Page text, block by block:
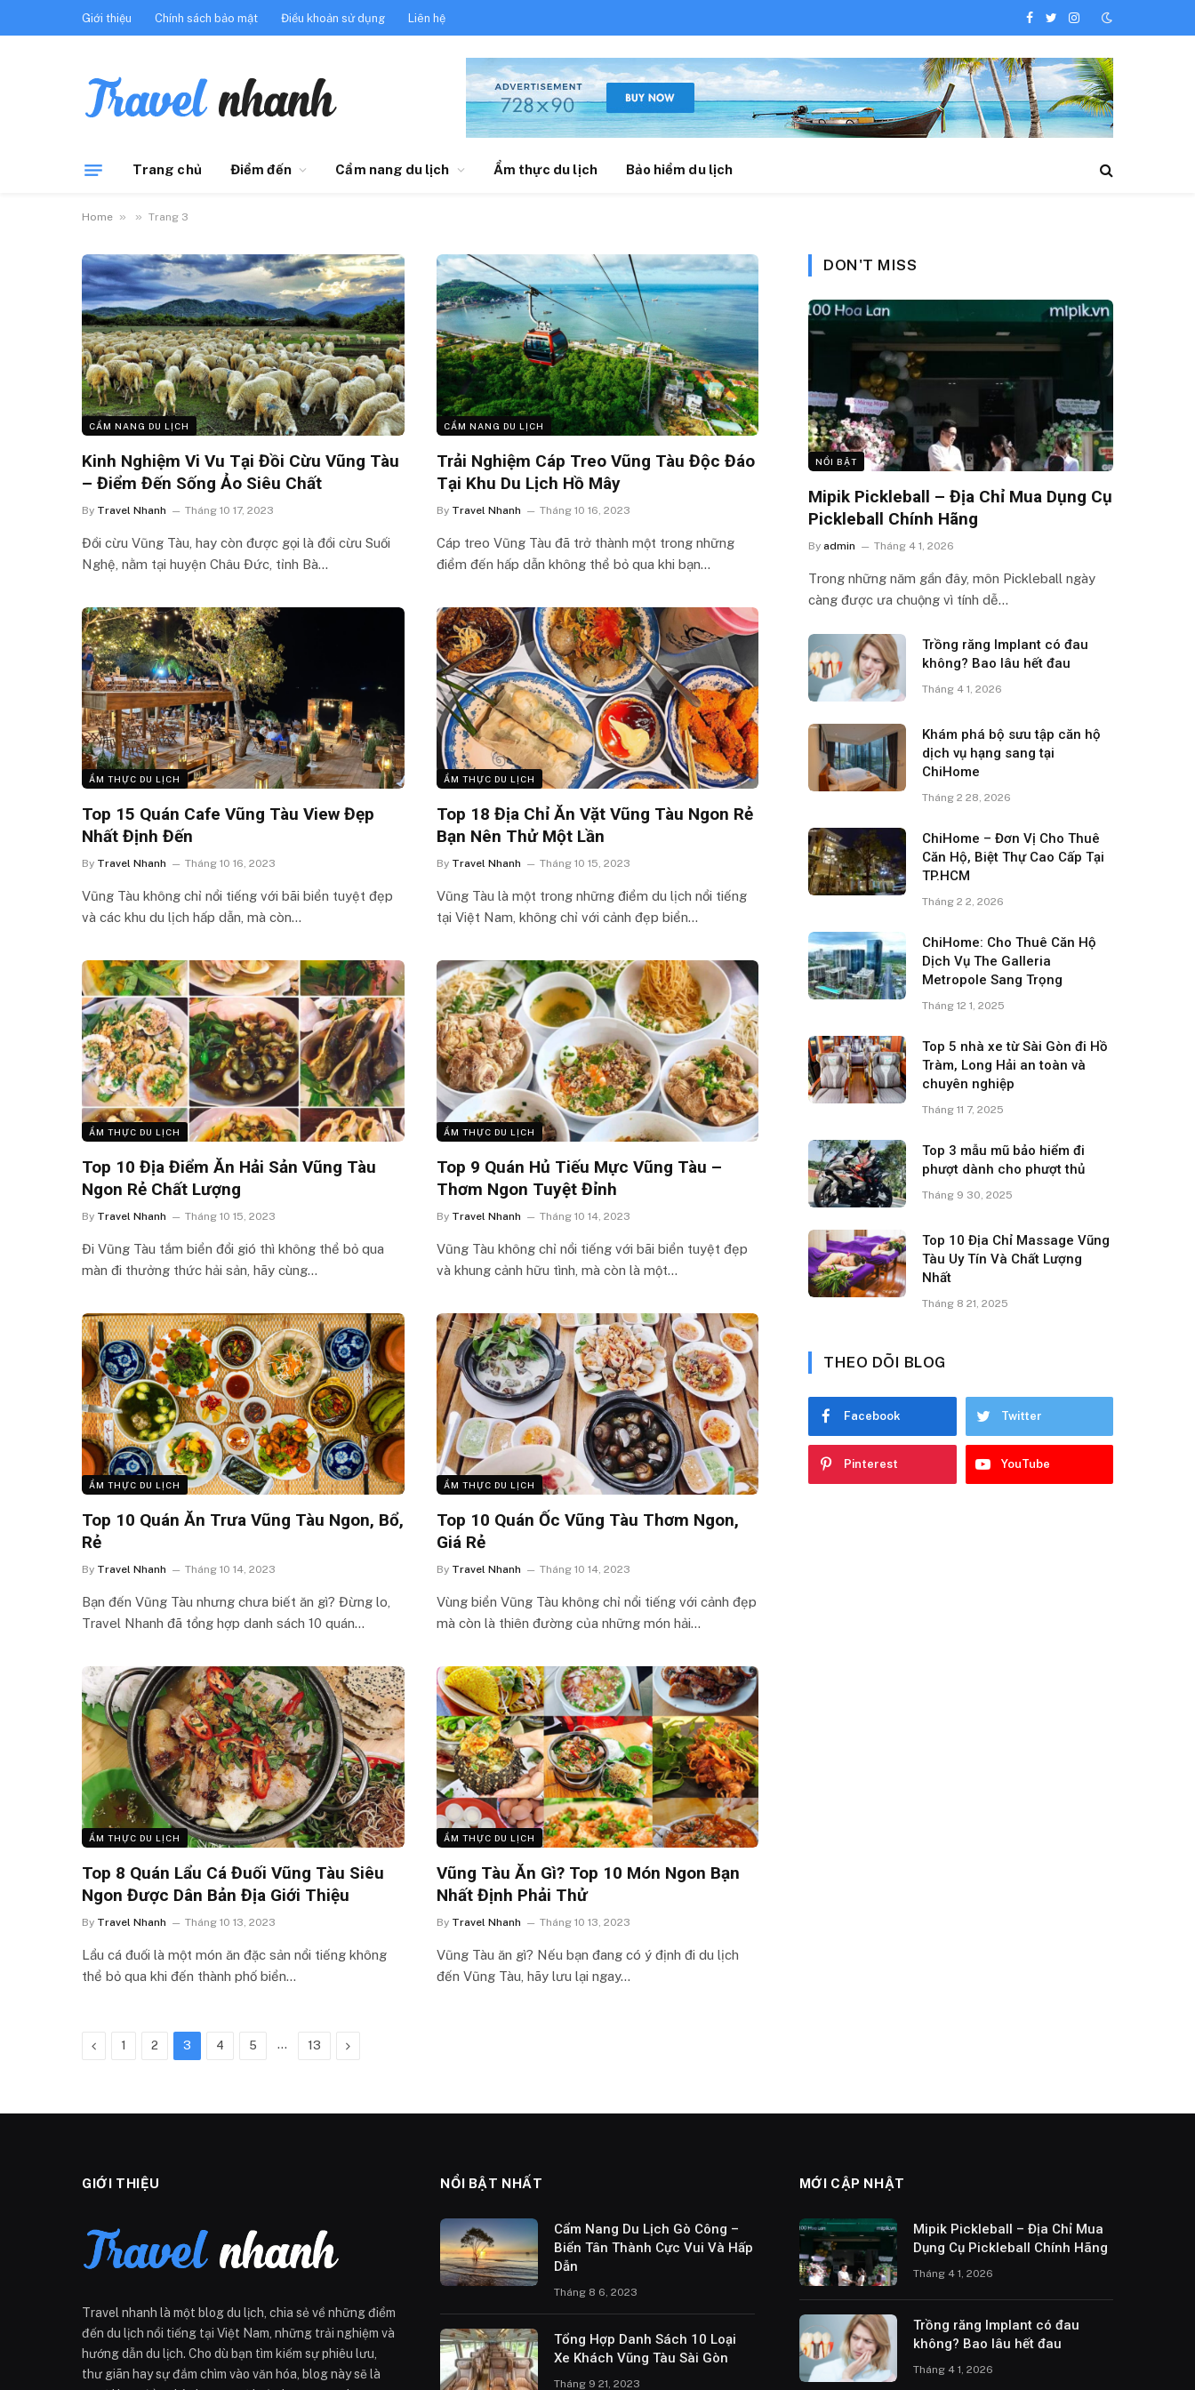
Giới thiệu Chính sách bảo mật Điều khoản sử dụng Liên hệ
Facebook
TwitterInstagram
Trang chủ Điểm đến Cẩm nang du lịch Ẩm thực du lịch Bảo hiểm du lịch
Home » » Trang 3
CẨM NANG DU LỊCH
Kinh Nghiệm Vi Vu Tại Đồi Cừu Vũng Tàu
– Điểm Đến Sống Ảo Siêu Chất
By Travel Nhanh Tháng 10 17, 2023
Đồi cừu Vũng Tàu, hay còn được gọi là đồi cừu Suối
Nghệ, nằm tại huyện Châu Đức, tỉnh Bà…
CẨM NANG DU LỊCH
Trải Nghiệm Cáp Treo Vũng Tàu Độc Đáo
Tại Khu Du Lịch Hồ Mây
By Travel Nhanh Tháng 10 16, 2023
Cáp treo Vũng Tàu đã trở thành một trong những
điểm đến hấp dẫn không thể bỏ qua khi bạn…
ẨM THỰC DU LỊCH
Top 15 Quán Cafe Vũng Tàu View Đẹp
Nhất Định Đến
By Travel Nhanh Tháng 10 16, 2023
Vũng Tàu không chỉ nổi tiếng với bãi biển tuyệt đẹp
và các khu du lịch hấp dẫn, mà còn…
ẨM THỰC DU LỊCH
Top 18 Địa Chỉ Ăn Vặt Vũng Tàu Ngon Rẻ
Bạn Nên Thử Một Lần
By Travel Nhanh Tháng 10 15, 2023
Vũng Tàu là một trong những điểm du lịch nổi tiếng
tại Việt Nam, không chỉ với cảnh đẹp biển…
ẨM THỰC DU LỊCH
Top 10 Địa Điểm Ăn Hải Sản Vũng Tàu
Ngon Rẻ Chất Lượng
By Travel Nhanh Tháng 10 15, 2023
Đi Vũng Tàu tắm biển đổi gió thì không thể bỏ qua
màn đi thưởng thức hải sản, hãy cùng…
ẨM THỰC DU LỊCH
Top 9 Quán Hủ Tiếu Mực Vũng Tàu –
Thơm Ngon Tuyệt Đỉnh
By Travel Nhanh Tháng 10 14, 2023
Vũng Tàu không chỉ nổi tiếng với bãi biển tuyệt đẹp
và khung cảnh hữu tình, mà còn là một…
ẨM THỰC DU LỊCH
Top 10 Quán Ăn Trưa Vũng Tàu Ngon, Bổ,
Rẻ
By Travel Nhanh Tháng 10 14, 2023
Bạn đến Vũng Tàu nhưng chưa biết ăn gì? Đừng lo,
Travel Nhanh đã tổng hợp danh sách 10 quán…
ẨM THỰC DU LỊCH
Top 10 Quán Ốc Vũng Tàu Thơm Ngon,
Giá Rẻ
By Travel Nhanh Tháng 10 14, 2023
Vùng biển Vũng Tàu không chỉ nổi tiếng với cảnh đẹp
mà còn là thiên đường của những món hải…
ẨM THỰC DU LỊCH
Top 8 Quán Lẩu Cá Đuối Vũng Tàu Siêu
Ngon Được Dân Bản Địa Giới Thiệu
By Travel Nhanh Tháng 10 13, 2023
Lẩu cá đuối là một món ăn đặc sản nổi tiếng không
thể bỏ qua khi đến thành phố biển…
ẨM THỰC DU LỊCH
Vũng Tàu Ăn Gì? Top 10 Món Ngon Bạn
Nhất Định Phải Thử
By Travel Nhanh Tháng 10 13, 2023
Vũng Tàu ăn gì? Nếu bạn đang có ý định đi du lịch
đến Vũng Tàu, hãy lưu lại ngay…
Previous
1 2 3 4 5 … 13 Next
DON'T MISS
NỔI BẬT
Mipik Pickleball – Địa Chỉ Mua Dụng Cụ
Pickleball Chính Hãng
By admin Tháng 4 1, 2026
Trong những năm gần đây, môn Pickleball ngày
càng được ưa chuộng vì tính dễ…
Trồng răng Implant có đau
không? Bao lâu hết đau
Tháng 4 1, 2026
Khám phá bộ sưu tập căn hộ
dịch vụ hạng sang tại
ChiHome
Tháng 2 28, 2026
ChiHome – Đơn Vị Cho Thuê
Căn Hộ, Biệt Thự Cao Cấp Tại
TP.HCM
Tháng 2 2, 2026
ChiHome: Cho Thuê Căn Hộ
Dịch Vụ The Galleria
Metropole Sang Trọng
Tháng 12 1, 2025
Top 5 nhà xe từ Sài Gòn đi Hồ
Tràm, Long Hải an toàn và
chuyên nghiệp
Tháng 11 7, 2025
Top 3 mẫu mũ bảo hiểm đi
phượt dành cho phượt thủ
Tháng 9 30, 2025
Top 10 Địa Chỉ Massage Vũng
Tàu Uy Tín Và Chất Lượng
Nhất
Tháng 8 21, 2025
THEO DÕI BLOG
Facebook Twitter
Pinterest YouTube
GIỚI THIỆU
Travel nhanh là một blog du lịch, chia sẻ về những điểm
đến du lịch nổi tiếng tại Việt Nam, những trải nghiệm và
hướng dẫn du lịch. Cho dù bạn tìm kiếm sự phiêu lưu,
thư giãn hay sự đắm chìm vào văn hóa, blog này sẽ là
NỔI BẬT NHẤT
Cẩm Nang Du Lịch Gò Công –
Biển Tân Thành Cực Vui Và Hấp
Dẫn
Tháng 8 6, 2023
Tổng Hợp Danh Sách 10 Loại
Xe Khách Vũng Tàu Sài Gòn
Tháng 9 21, 2023
MỚI CẬP NHẬT
Mipik Pickleball – Địa Chỉ Mua
Dụng Cụ Pickleball Chính Hãng
Tháng 4 1, 2026
Trồng răng Implant có đau
không? Bao lâu hết đau
Tháng 4 1, 2026